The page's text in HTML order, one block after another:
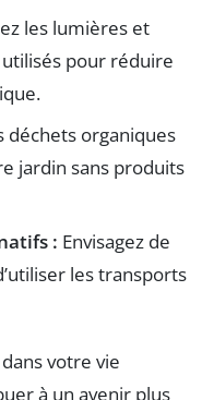
les lumières et
pour réduire
déchets organiques
jardin sans produits
: Envisagez de
les transports
votre vie
à un avenir plus